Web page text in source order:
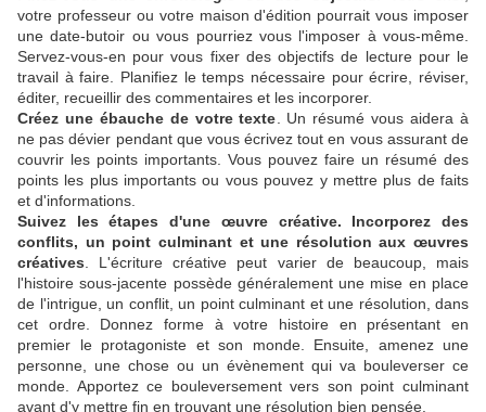
votre professeur ou votre maison d'édition pourrait vous imposer
une date-butoir ou vous pourriez vous l'imposer à vous-même.
Servez-vous-en pour vous fixer des objectifs de lecture pour le
travail à faire. Planifiez le temps nécessaire pour écrire, réviser,
éditer, recueillir des commentaires et les incorporer.
Créez une ébauche de votre texte . Un résumé vous aidera à
ne pas dévier pendant que vous écrivez tout en vous assurant de
couvrir les points importants. Vous pouvez faire un résumé des
points les plus importants ou vous pouvez y mettre plus de faits
et d'informations.
Suivez les étapes d'une œuvre créative. Incorporez des
conflits, un point culminant et une résolution aux œuvres
créatives . L'écriture créative peut varier de beaucoup, mais
l'histoire sous-jacente possède généralement une mise en place
de l'intrigue, un conflit, un point culminant et une résolution, dans
cet ordre. Donnez forme à votre histoire en présentant en
premier le protagoniste et son monde. Ensuite, amenez une
personne, une chose ou un évènement qui va bouleverser ce
monde. Apportez ce bouleversement vers son point culminant
avant d'y mettre fin en trouvant une résolution bien pensée.